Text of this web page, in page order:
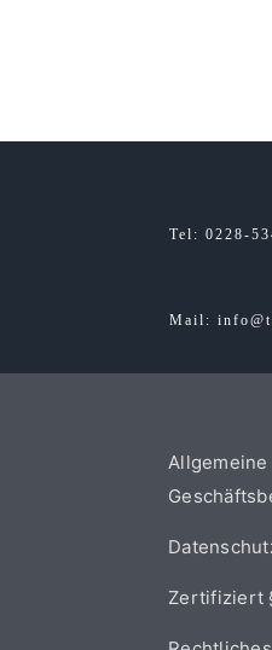
Tel : 0228-
Mail:
Allgemeine
Zertifiziert